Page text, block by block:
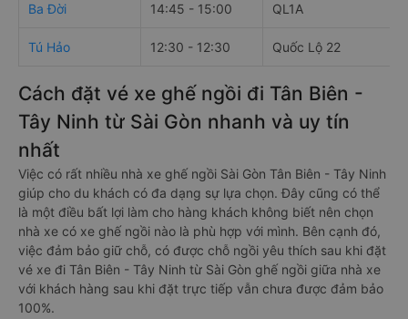
Ba Đời 14:45 - 15:00 QL1A
Tú Hảo 12:30 - 12:30 Quốc Lộ 22
Cách đặt vé xe ghế ngồi đi Tân Biên -
Tây Ninh từ Sài Gòn nhanh và uy tín
nhất
Việc có rất nhiều nhà xe ghế ngồi Sài Gòn Tân Biên - Tây Ninh
giúp cho du khách có đa dạng sự lựa chọn. Đây cũng có thể
là một điều bất lợi làm cho hàng khách không biết nên chọn
nhà xe có xe ghế ngồi nào là phù hợp với mình. Bên cạnh đó,
việc đảm bảo giữ chỗ, có được chỗ ngồi yêu thích sau khi đặt
vé xe đi Tân Biên - Tây Ninh từ Sài Gòn ghế ngồi giữa nhà xe
với khách hàng sau khi đặt trực tiếp vẫn chưa được đảm bảo
100%.